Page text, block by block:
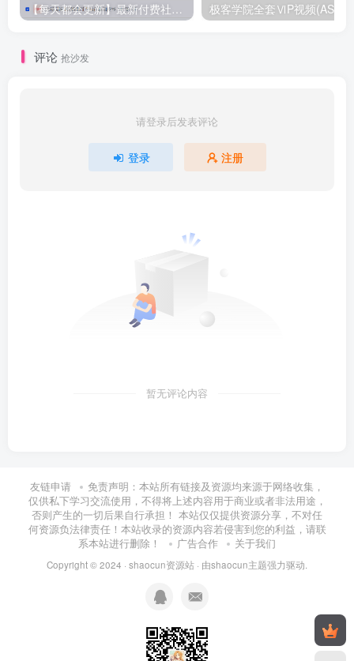
【每天都会更新】最新付费社群公众号文章 极客学院全套ⅥP视频(AS版)
评论 抢沙发
请登录后发表评论
登录 注册
暂无评论内容
友链申请
免责声明：本站所有链接及资源均来源于网络收集，
仅供私下学习交流使用，不得将上述内容用于商业或者非法用途，
否则产生的一切后果自行承担！ 本站仅仅提供资源分享，不对任
何资源负法律责任！本站收录的资源内容若侵害到您的利益，请联
系本站进行删除！
广告合作 关于我们
Copyright © 2024 · shaocun资源站 · 由shaocun主题强力驱动.